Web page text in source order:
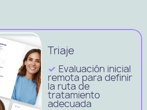
Triaje
✓ Evaluación inicial
remota para definir
la ruta de
tratamiento
adecuada